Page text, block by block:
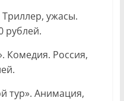
ужасы.
рублей.
Комедия. Россия,
тур». Анимация,